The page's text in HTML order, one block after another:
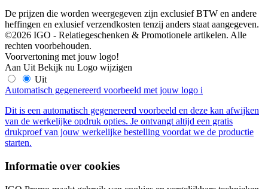
De prijzen die worden weergegeven zijn exclusief BTW en andere
heffingen en exlusief verzendkosten tenzij anders staat aangegeven.
©2026 IGO - Relatiegeschenken & Promotionele artikelen. Alle
rechten voorbehouden.
Voorvertoning met jouw logo!
Aan Uit Bekijk nu Logo wijzigen
Uit
Automatisch gegenereerd voorbeeld met jouw logo i
Dit is een automatisch gegenereerd voorbeeld en deze kan afwijken
van de werkelijke opdruk opties. Je ontvangt altijd een gratis
drukproef van jouw werkelijke bestelling voordat we de productie
starten.
Informatie over cookies